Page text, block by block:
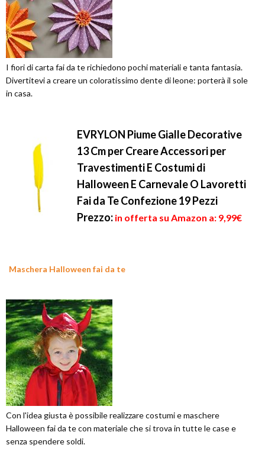
I fiori di carta fai da te richiedono pochi materiali e tanta fantasia.
Divertitevi a creare un coloratissimo dente di leone: porterà il sole
in casa.
EVRYLON Piume Gialle Decorative
13 Cm per Creare Accessori per
Travestimenti E Costumi di
Halloween E Carnevale O Lavoretti
Fai da Te Confezione 19 Pezzi
Prezzo: in offerta su Amazon a: 9,99€
Maschera Halloween fai da te
Con l'idea giusta è possibile realizzare costumi e maschere
Halloween fai da te con materiale che si trova in tutte le case e
senza spendere soldi.